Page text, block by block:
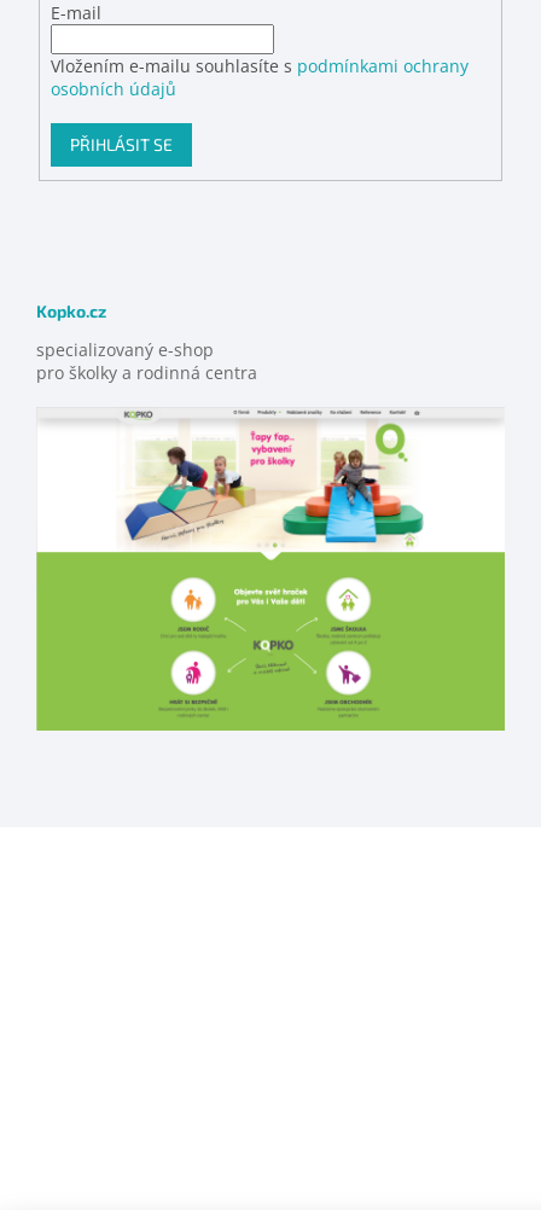
E-mail
Vložením e-mailu souhlasíte s podmínkami ochrany
osobních údajů
PŘIHLÁSIT SE
Kopko.cz
specializovaný e-shop
pro školky a rodinná centra